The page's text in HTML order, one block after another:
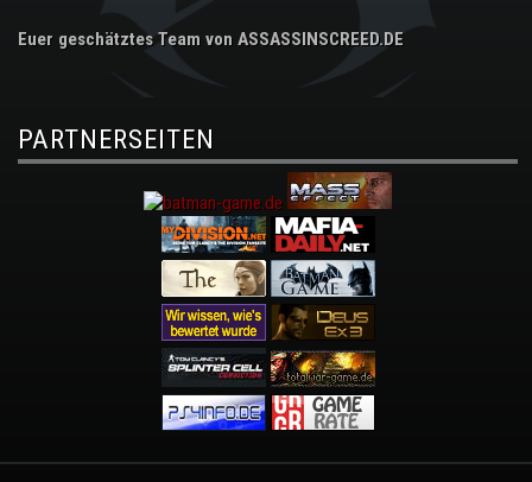
Euer geschätztes Team von ASSASSINSCREED.DE
PARTNERSEITEN